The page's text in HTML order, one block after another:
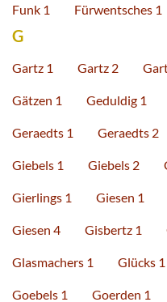
Funk 1 Fürwentsches 1
G
Gartz 1 Gartz 2
Gätzen 1 Geduldig 1
Geraedts 1 Geraedts 2
Giebels 1 Giebels 2
Gierlings 1 Giesen 1
Giesen 4 Gisbertz 1
Glasmachers 1 Glücks 1
Goebels 1 Goerden 1